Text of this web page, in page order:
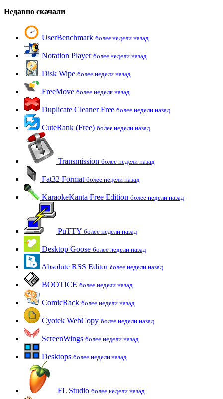
Недавно скачали
UserBenchmark более недели назад
Notation Player более недели назад
Disk Wipe более недели назад
FreeMove более недели назад
Duplicate Cleaner Free более недели назад
CuteRank (Free) более недели назад
Transmission более недели назад
Fat32 Format более недели назад
KaraokeKanta Free Edition более недели назад
PuTTY более недели назад
Desktop Goose более недели назад
Absolute RSS Editor более недели назад
BOOTICE более недели назад
ComicRack более недели назад
Cyotek WebCopy более недели назад
ScreenWings более недели назад
Desktops более недели назад
FL Studio более недели назад